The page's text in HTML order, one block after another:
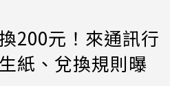
200元！來通訊行
紙、兌換規則曝